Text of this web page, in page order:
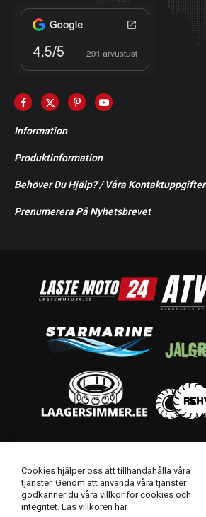
Information
Produktinformation
Behöver Du Hjälp? / Våra Kontaktuppgifter
Prenumerera På Nyhetsbrevet
Cookies hjälper oss att tillhandahålla våra
tjänster. Genom att använda våra tjänster
godkänner du våra villkor för cookies och
integritet.Läs villkoren här